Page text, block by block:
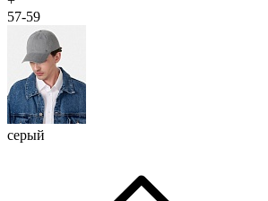
57-59
серый